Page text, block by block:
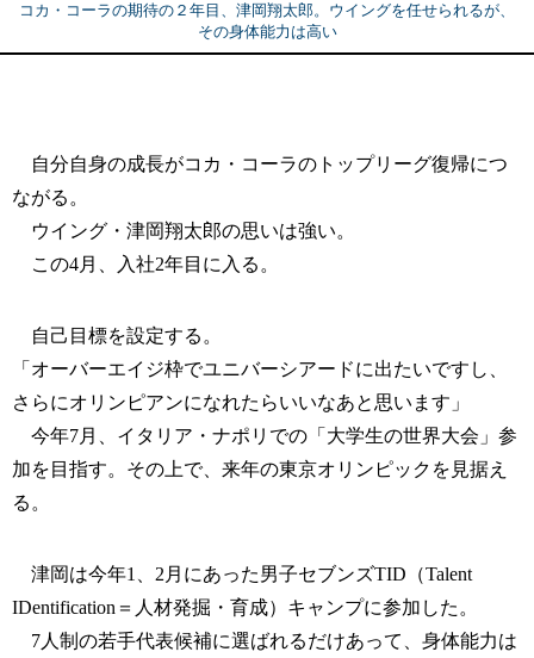
コカ・コーラの期待の２年目、津岡翔太郎。ウイングを任せられるが、
その身体能力は高い
自分自身の成長がコカ・コーラのトップリーグ復帰につ
ながる。
ウイング・津岡翔太郎の思いは強い。
この4月、入社2年目に入る。
自己目標を設定する。
「オーバーエイジ枠でユニバーシアードに出たいですし、
さらにオリンピアンになれたらいいなあと思います」
今年7月、イタリア・ナポリでの「大学生の世界大会」参
加を目指す。その上で、来年の東京オリンピックを見据え
る。
津岡は今年1、2月にあった男子セブンズTID（Talent
IDentification＝人材発掘・育成）キャンプに参加した。
7人制の若手代表候補に選ばれるだけあって、身体能力は